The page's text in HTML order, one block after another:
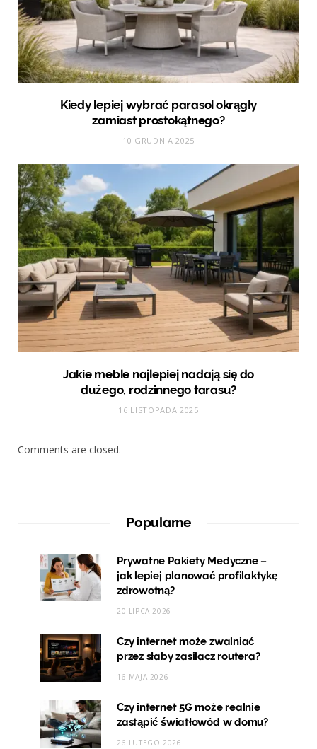
Kiedy lepiej wybrać parasol okrągły
zamiast prostokątnego?
10 GRUDNIA 2025
Jakie meble najlepiej nadają się do
dużego, rodzinnego tarasu?
16 LISTOPADA 2025
Comments are closed.
Popularne
Prywatne Pakiety Medyczne –
jak lepiej planować profilaktykę
zdrowotną?
20 LIPCA 2026
Czy internet może zwalniać
przez słaby zasilacz routera?
16 MAJA 2026
Czy internet 5G może realnie
zastąpić światłowód w domu?
26 LUTEGO 2026